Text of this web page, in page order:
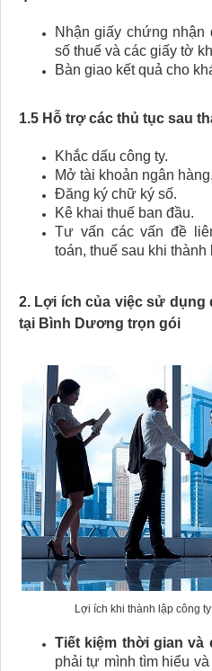
Nhận giấy chứng nhận
số thuế và các giấy tờ
Bàn giao kết quả cho
1.5 Hỗ trợ các thủ tục sau
Khắc dấu công ty.
Mở tài khoản ngân hàng.
Đăng ký chữ ký số.
Kê khai thuế ban đầu.
Tư vấn các vấn đề
toán, thuế sau khi thành
2. Lợi ích của việc sử dụng
tại Bình Dương trọn gói
Lợi ích khi thành lập công
Tiết kiệm thời gian và
phải tự mình tìm hiểu